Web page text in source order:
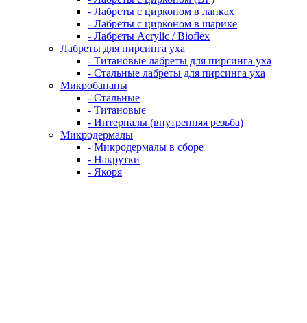
- Лабреты с цирконом в лапках
- Лабреты с цирконом в шарике
- Лабреты Acrylic / Bioflex
Лабреты для пирсинга уха
- Титановые лабреты для пирсинга уха
- Стальные лабреты для пирсинга уха
Микробананы
- Стальные
- Титановые
- Интерналы (внутренняя резьба)
Микродермалы
- Микродермалы в сборе
- Накрутки
- Якоря